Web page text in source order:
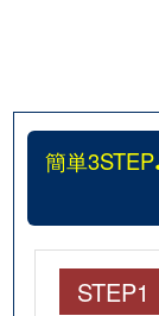
簡単
STEP1